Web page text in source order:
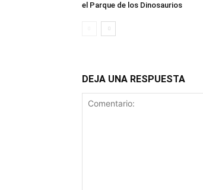
el Parque de los Dinosaurios
DEJA UNA RESPUESTA